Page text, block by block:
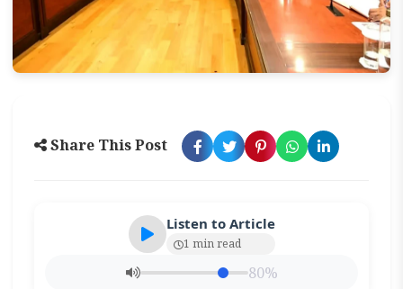
Share This Post
Listen to Article
1 min read
80%